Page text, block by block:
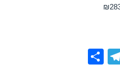
10/12/2019
T